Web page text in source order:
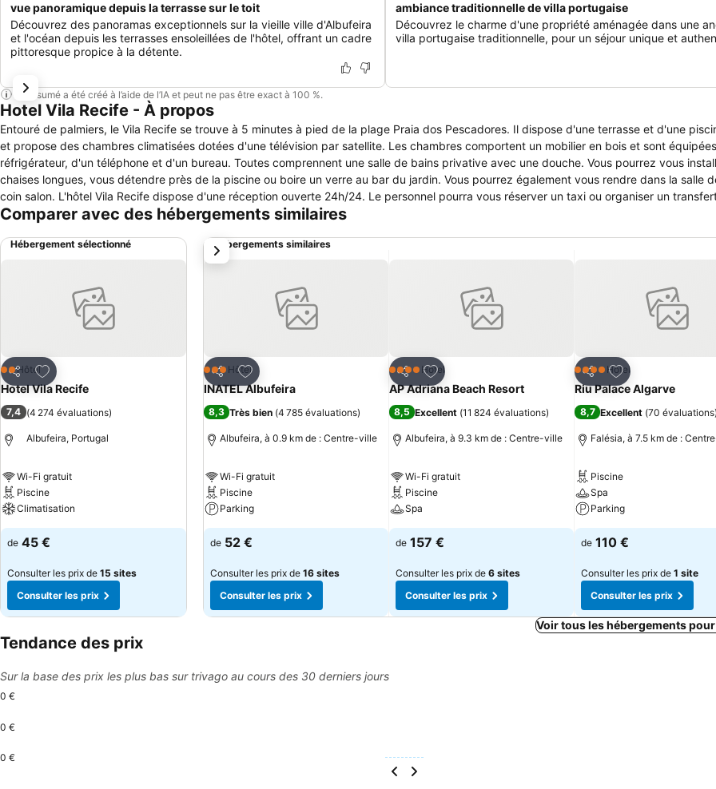
vue panoramique depuis la terrasse sur le toit
Découvrez des panoramas exceptionnels sur la vieille ville d'Albufeira
et l'océan depuis les terrasses ensoleillées de l'hôtel, offrant un cadre
pittoresque propice à la détente.
ambiance traditionnelle de villa portugaise
Découvrez le charme d'une propriété aménagée dans une
villa portugaise traditionnelle, pour un séjour unique et
Ce résumé a été créé à l’aide de l’IA et peut ne pas être exact à 100 %.
Hotel Vila Recife - À propos
Entouré de palmiers, le Vila Recife se trouve à 5 minutes à pied de la plage Praia dos Pescadores. Il dispose d'une terrasse et d'une
et propose des chambres climatisées dotées d'une télévision par satellite. Les chambres comportent un mobilier en bois et sont équipées d'un
réfrigérateur, d'un téléphone et d'un bureau. Toutes comprennent une salle de bains privative avec une douche. Vous pourrez vous installer sur les
chaises longues, vous détendre près de la piscine ou boire un verre au bar du jardin. Vous pourrez également vous rendre dans la salle
coin salon. L'hôtel Vila Recife dispose d'une réception ouverte 24h/24. Le personnel pourra vous réserver un taxi ou organiser un transfert ; un service
de location de voiture est également proposé. Situé aux portes d'Albufeira, le Vila Recife se trouve à moins de 100 mètres de l'église principale de la
Comparer avec des hébergements similaires
Hébergement sélectionné
Partager
Ajouter à mes favoris
2 Étoiles
Hôtel
Hotel Vila Recife
7,4 (4 274 évaluations)
Albufeira, Portugal
Wi-Fi gratuit
Piscine
Climatisation
de 45 €
Consulter les prix de 15 sites
Consulter les prix
Hébergements similaires
Partager
Ajouter à mes favoris
3 ÉtoilesHôtel
INATEL Albufeira
8,3 Très bien (4 785 évaluations)
Albufeira, à 0.9 km de : Centre-ville
Wi-Fi gratuit
Piscine
Parking
de 52 €
Consulter les prix de 16 sites
Consulter les prix
Partager
Ajouter à mes favoris
4 ÉtoilesHôtel
AP Adriana Beach Resort
8,5 Excellent (11 824 évaluations)
Albufeira, à 9.3 km de : Centre-ville
Wi-Fi gratuit
Piscine
Spa
de 157 €
Consulter les prix de 6 sites
Consulter les prix
Partager
Ajouter à mes
4 ÉtoilesHôtel
Riu Palace Algarve
8,7 Excellent (70 évaluations)
Falésia, à 7.5 km de :
Piscine
Spa
Parking
de 110 €
Consulter les prix de 1 site
Consulter les prix
suivant
Voir tous les hébergements
Tendance des prix
Sur la base des prix les plus bas sur trivago au cours des 30 derniers jours
0 €
0 €
0 €